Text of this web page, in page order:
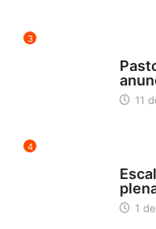
3
11
4
1